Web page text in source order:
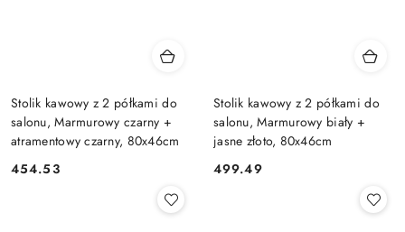
Stolik kawowy z 2 półkami do
salonu, Marmurowy czarny +
atramentowy czarny, 80x46cm
Cena:
454.53
Stolik kawowy z 2 półkami do
salonu, Marmurowy biały +
jasne złoto, 80x46cm
Cena:
499.49